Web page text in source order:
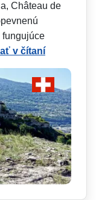
Château de
fungujúce
v čítaní